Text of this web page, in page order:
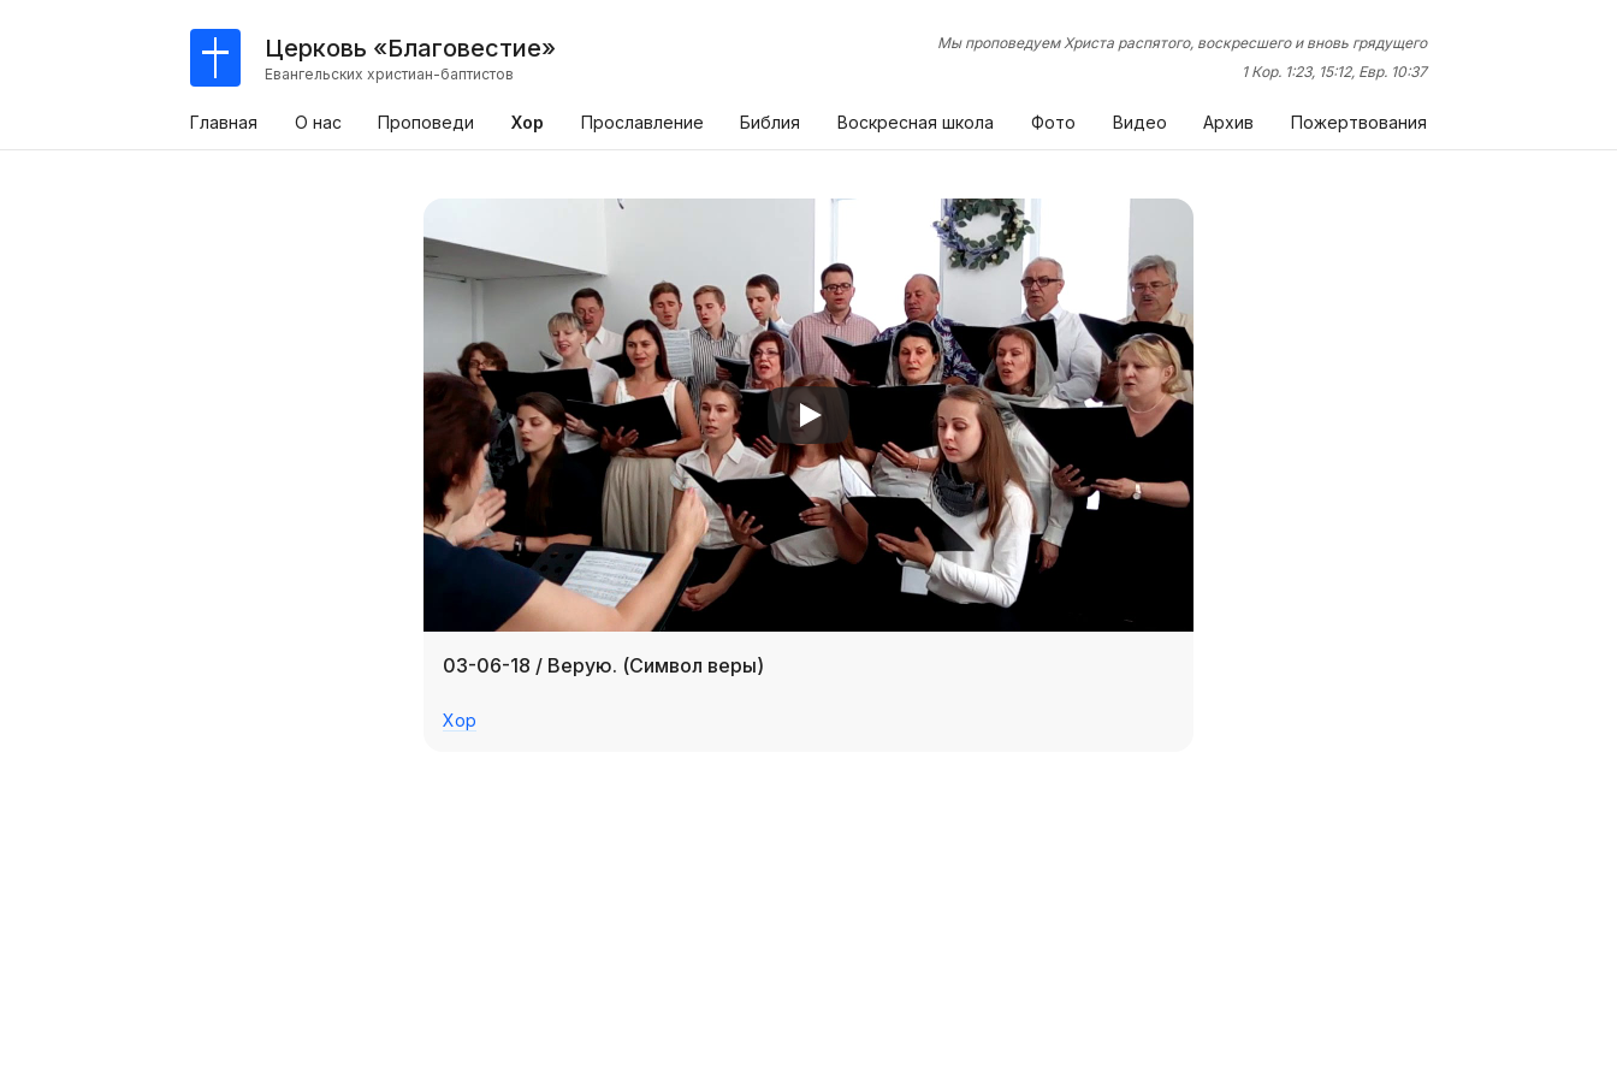
Церковь «Благовестие»
Евангельских христиан-баптистов
Мы проповедуем Христа распятого, воскресшего и вновь грядущего
1 Кор. 1:23, 15:12, Евр. 10:37
Главная О нас Проповеди Хор Прославление Библия Воскресная школа Фото Видео Архив Пожертвования
03-06-18 / Верую. (Символ веры)
Хор